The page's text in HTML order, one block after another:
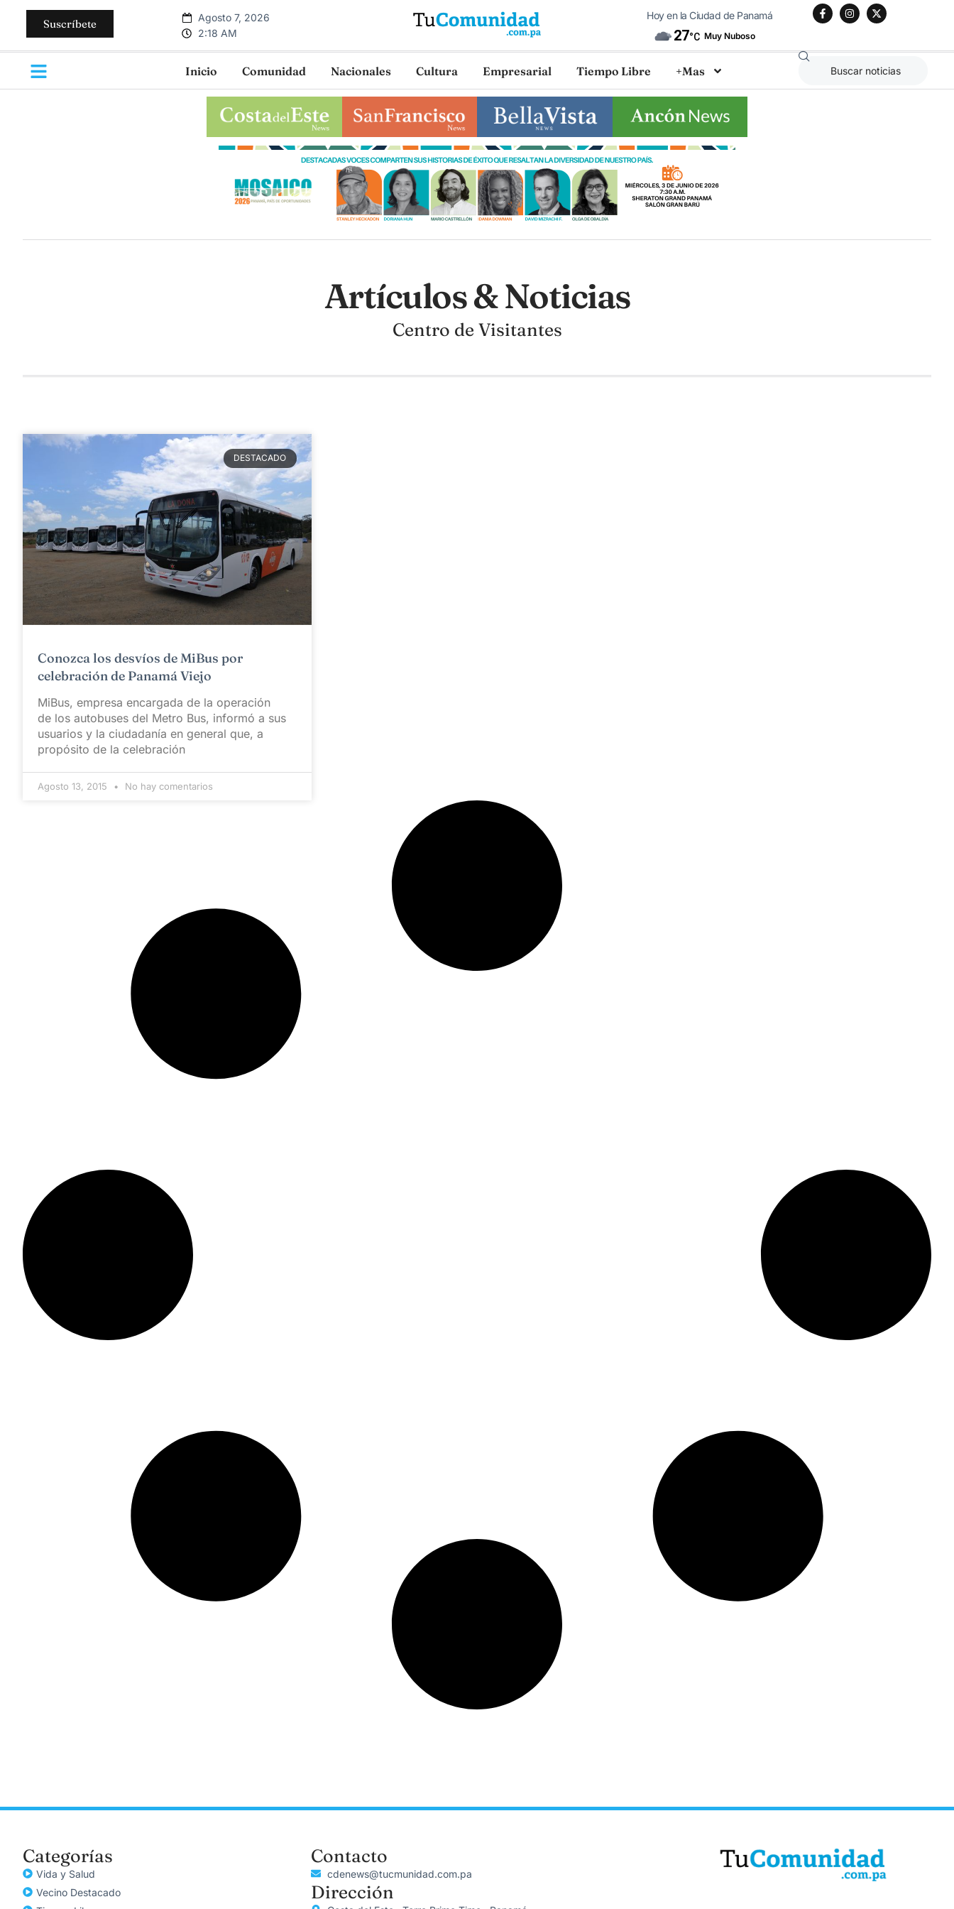
Suscríbete
Agosto 7, 2026
2:18 AM
Hoy en la Ciudad de Panamá
27°C Muy Nuboso
Inicio Comunidad Nacionales Cultura Empresarial Tiempo Libre +Mas
Artículos & Noticias
Centro de Visitantes
DESTACADO
Conozca los desvíos de MiBus por
celebración de Panamá Viejo
MiBus, empresa encargada de la operación
de los autobuses del Metro Bus, informó a sus
usuarios y la ciudadanía en general que, a
propósito de la celebración
Agosto 13, 2015 No hay comentarios
Categorías
Vida y Salud
Vecino Destacado
Contacto
cdenews@tucmunidad.com.pa
Dirección